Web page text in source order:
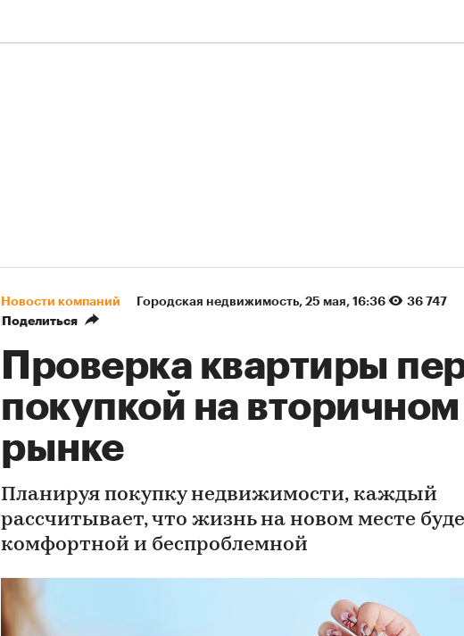
Новости компаний Городская недвижимость⁠, 25 мая, 16:36
36 747
Поделиться
Проверка квартиры
покупкой на вторичном
рынке
Планируя покупку недвижимости, каждый
рассчитывает, что жизнь на новом месте
комфортной и беспроблемной